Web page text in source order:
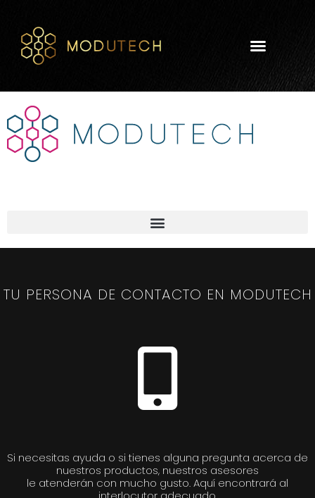
TU PERSONA DE CONTACTO EN MODUTECH
Si necesitas ayuda o si tienes alguna pregunta acerca de
nuestros productos, nuestros asesores
le atenderán con mucho gusto. Aquí encontrará al